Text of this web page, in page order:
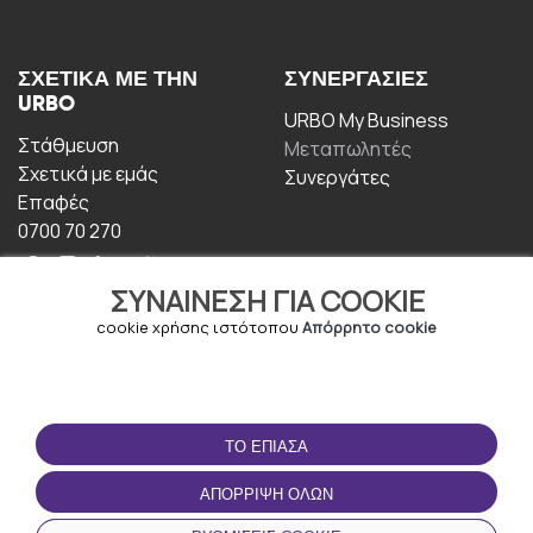
ΣΥΝΑΊΝΕΣΗ ΓΙΑ COOKIE
cookie χρήσης ιστότοπου Απόρρητο cookie
ΤΟ ΈΠΙΑΣΑ
ΑΠΌΡΡΙΨΗ ΌΛΩΝ
ΣΧΕΤΙΚΆ ΜΕ ΤΗΝ
URBO
Στάθμευση
Σχετικά με εμάς
Επαφές
0700 70 270
ΣΥΝΕΡΓΑΣΊΕΣ
URBO My Business
Μεταπωλητές
Συνεργάτες
ΟΡΟΙ ΧΡΉΣΗΣ
Οροι και Προϋποθέσεις
Πολιτική απορρήτου
ΚΑΤΕΒΆΣΤΕ ΤΗΝ
ΕΦΑΡΜΟΓΉ